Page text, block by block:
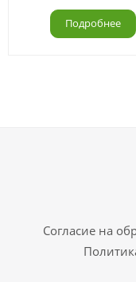
Подробнее
Согласие на